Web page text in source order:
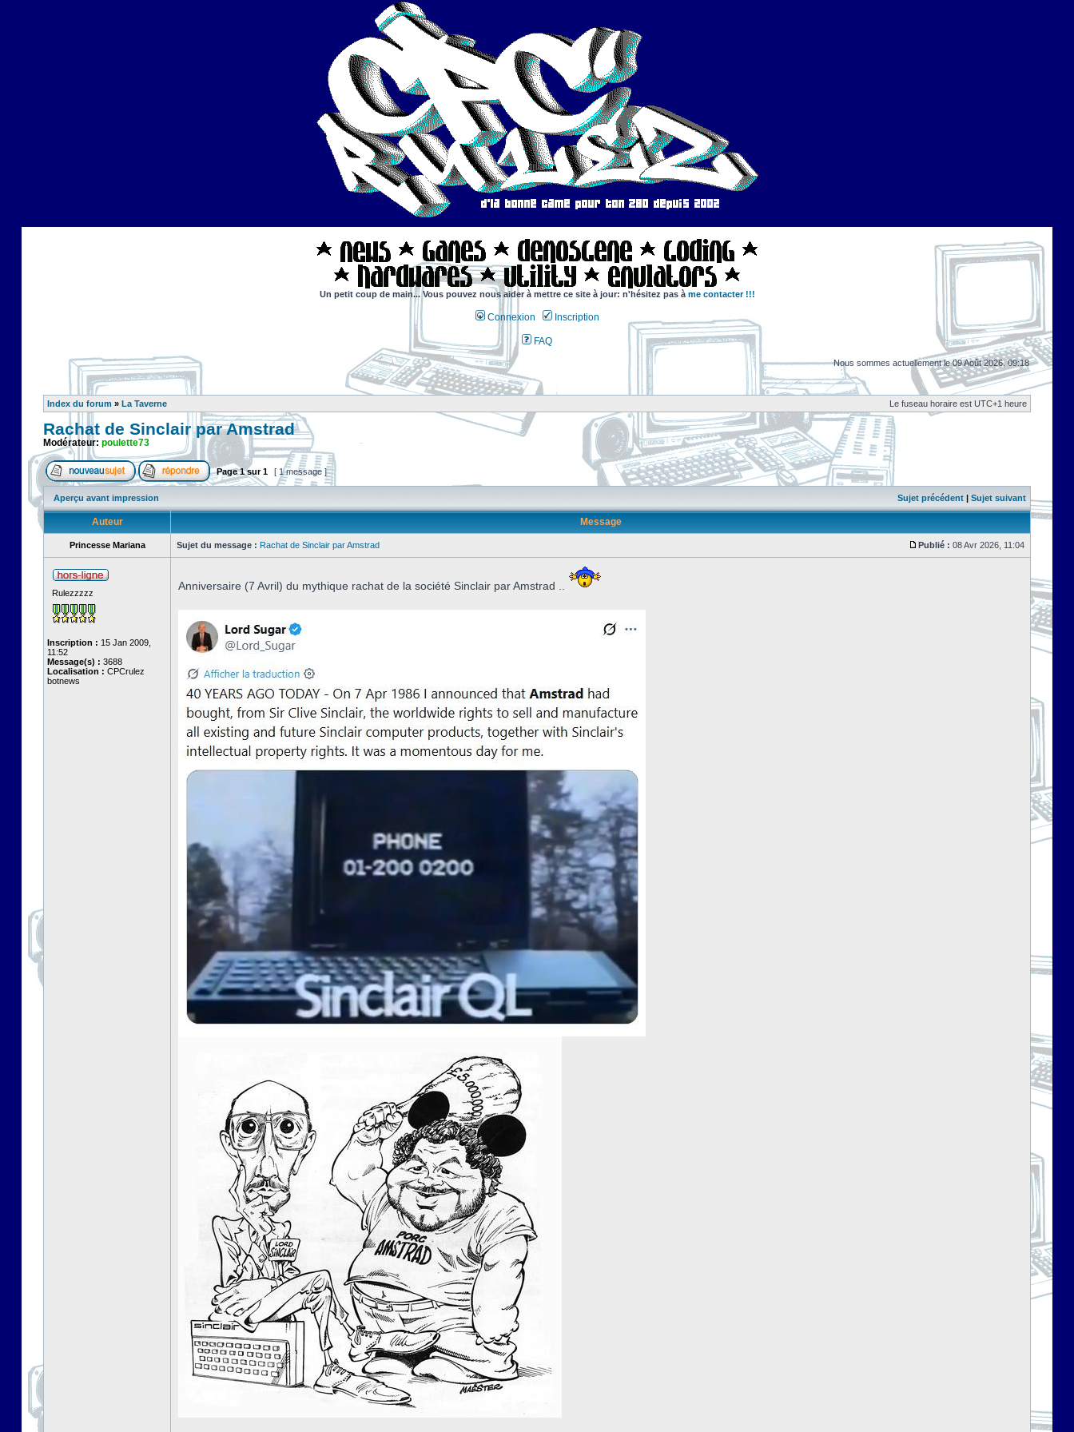
Un petit coup de main... Vous pouvez nous aider à mettre ce site à jour: n'hésitez pas à me contacter !!!
Connexion Inscription
FAQ
Nous sommes actuellement le 09 Août 2026, 09:18
Index du forum » La Taverne Le fuseau horaire est UTC+1 heure
Rachat de Sinclair par Amstrad
Modérateur: poulette73
Page1sur1 [ 1 message ]
Aperçu avant impression Sujet précédent | Sujet suivant
Auteur Message
Princesse Mariana Sujet du message : Rachat de Sinclair par Amstrad Publié : 08 Avr 2026, 11:04
Rulezzzzz
Inscription : 15 Jan 2009,
11:52
Message(s) : 3688
Localisation : CPCrulez
botnews
Anniversaire (7 Avril) du mythique rachat de la société Sinclair par Amstrad ..